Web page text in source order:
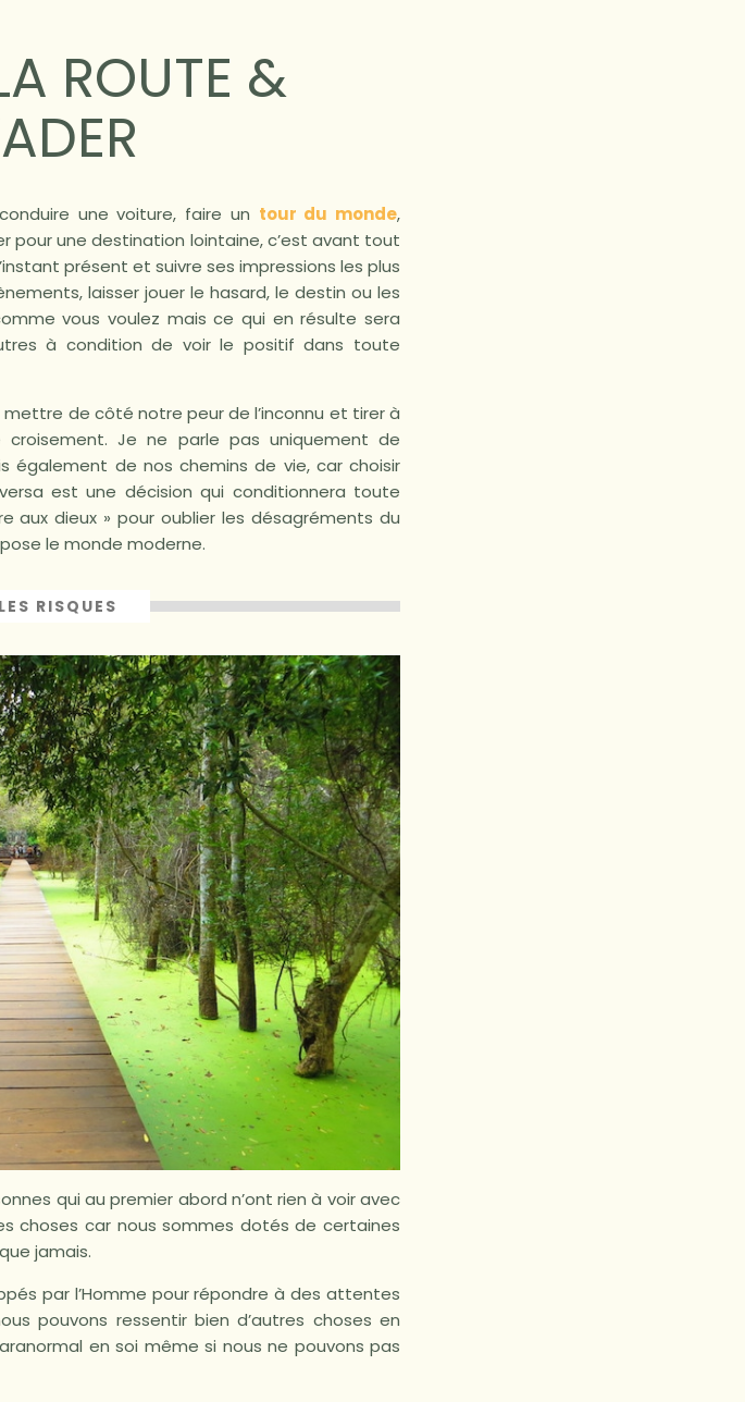
ROUTE &
une voiture, faire un tour du monde,
pour une destination lointaine, c’est avant tout
présent et suivre ses impressions les plus
laisser jouer le hasard, le destin ou les
vous voulez mais ce qui en résulte sera
à condition de voir le positif dans toute
mettre de côté notre peur de l’inconnu et tirer à
Je ne parle pas uniquement de
également de nos chemins de vie, car choisir
est une décision qui conditionnera toute
aux dieux » pour oublier les désagréments du
le monde moderne.
RISQUES
qui au premier abord n’ont rien à voir avec
choses car nous sommes dotés de certaines
jamais.
par l’Homme pour répondre à des attentes
pouvons ressentir bien d’autres choses en
en soi même si nous ne pouvons pas